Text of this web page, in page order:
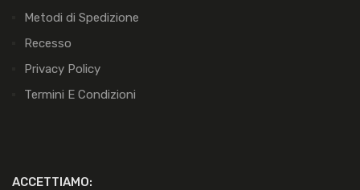
Metodi di Spedizione
Recesso
Privacy Policy
Termini E Condizioni
ACCETTIAMO: